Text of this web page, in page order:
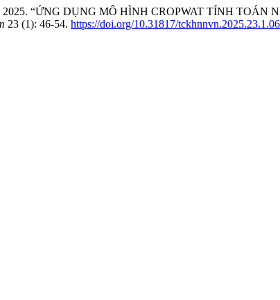
2025. “ỨNG DỤNG MÔ HÌNH CROPWAT TÍNH
23 (1): 46-54. https://doi.org/10.31817/tckhnnvn.2025.23.1.06